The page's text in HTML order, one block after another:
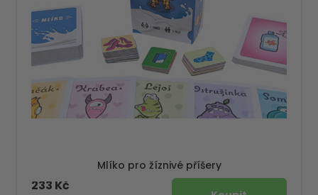
Mlíko pro žíznivé příšery
233 Kč